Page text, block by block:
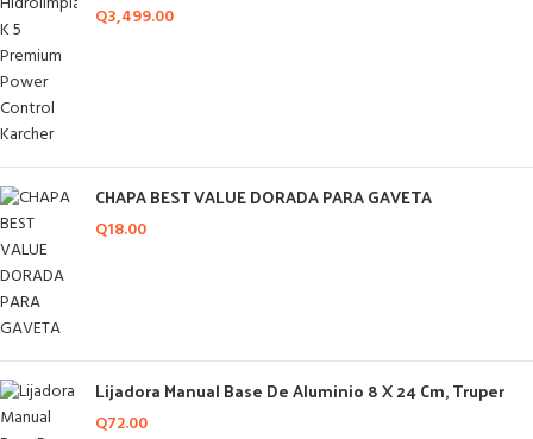
Q3,499.00
CHAPA BEST VALUE DORADA PARA GAVETA
Q18.00
Lijadora Manual Base De Aluminio 8 X 24 Cm, Truper
Q72.00